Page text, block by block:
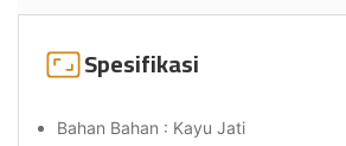
Spesifikasi
Bahan Bahan : Kayu Jati